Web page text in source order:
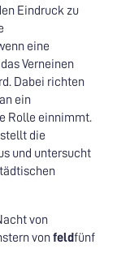
Eindruck zu
eine
Verneinen
Dabei richten
ein
Rolle einnimmt.
die
und untersucht
von
vonfeldfünf